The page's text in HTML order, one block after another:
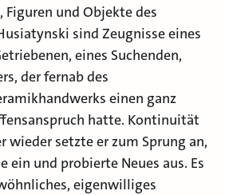
Figuren und Objekte des
sind Zeugnisse eines
eines Suchenden,
der fernab des
einen ganz
hatte. Kontinuität
wieder setzte er zum Sprung an,
ein und probierte Neues aus. Es
eigenwilliges